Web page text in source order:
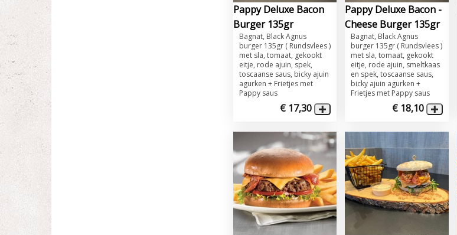
Pappy Deluxe Bacon
Burger 135gr
​​Bagnat, Black Agnus
burger 135gr ( Rundsvlees )
met sla, tomaat, gekookt
eitje, rode ajuin, spek,
toscaanse saus, bicky ajuin
agurken + Frietjes met
Pappy saus
€ 17,30
Pappy Deluxe Bacon -
Cheese Burger 135gr
​​Bagnat, Black Agnus
burger 135gr ( Rundsvlees )
met sla, tomaat, gekookt
eitje, rode ajuin, smeltkaas
en spek, toscaanse saus,
bicky ajuin agurken +
Frietjes met Pappy saus
€ 18,10